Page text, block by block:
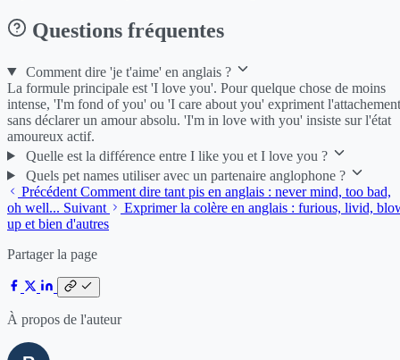
Questions fréquentes
Comment dire 'je t'aime' en anglais ?
La formule principale est 'I love you'. Pour quelque chose de moins
intense, 'I'm fond of you' ou 'I care about you' expriment l'attachement
sans déclarer un amour absolu. 'I'm in love with you' insiste sur l'état
amoureux actif.
Quelle est la différence entre I like you et I love you ?
Quels pet names utiliser avec un partenaire anglophone ?
Précédent Comment dire tant pis en anglais : never mind, too bad,
oh well... Suivant
Exprimer la colère en anglais : furious, livid,
up et bien d'autres
Partager la page
À propos de l'auteur